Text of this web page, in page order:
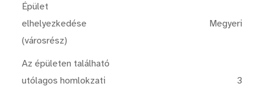
Épület
elhelyezkedése
(városrész)
Megyeri
Az épületen található
utólagos homlokzati
3